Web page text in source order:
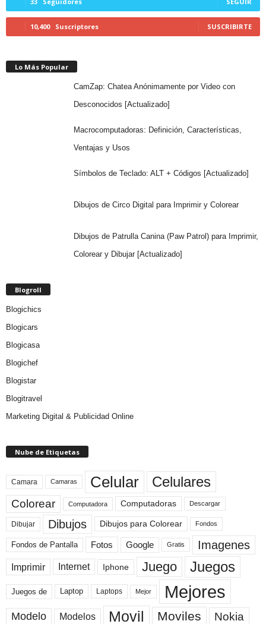
10,400 Suscriptores SUSCRIBIRTE
Lo Más Popular
CamZap: Chatea Anónimamente por Video con
Desconocidos [Actualizado]
Macrocomputadoras: Definición, Características,
Ventajas y Usos
Símbolos de Teclado: ALT + Códigos [Actualizado]
Dibujos de Circo Digital para Imprimir y Colorear
Dibujos de Patrulla Canina (Paw Patrol) para Imprimir,
Colorear y Dibujar [Actualizado]
Blogroll
Blogichics
Blogicars
Blogicasa
Blogichef
Blogistar
Blogitravel
Marketing Digital & Publicidad Online
Nube de Etiquetas
Camara Camaras Celular Celulares
Colorear Computadora Computadoras Descargar
Dibujar Dibujos Dibujos para Colorear Fondos
Fondos de Pantalla Fotos Google Gratis Imagenes
Imprimir Internet Iphone Juego Juegos
Juegos de Laptop Laptops Mejor Mejores
Modelo Modelos Movil Moviles Nokia